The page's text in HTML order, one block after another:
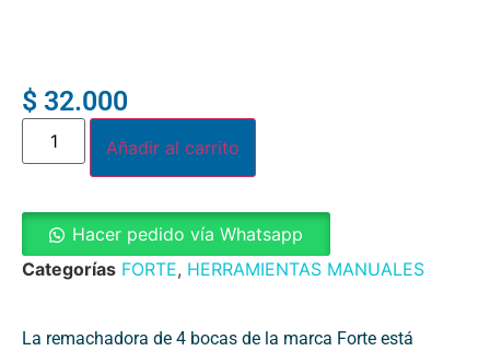
$ 32.000
Añadir al carrito
Hacer pedido vía Whatsapp
Categorías FORTE, HERRAMIENTAS MANUALES
La remachadora de 4 bocas de la marca Forte está